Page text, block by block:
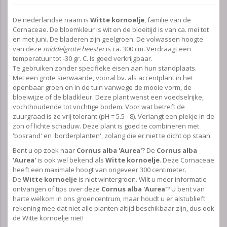
De nederlandse naam is Witte kornoelje, familie van de
Cornaceae. De bloemkleur is wit en de bloeitijd is van ca. mei tot
en met juni. De bladeren zijn geelgroen. De volwassen hoogte
van deze middelgrote heesteris ca. 300 cm. Verdraagt een
temperatuur tot -30 gr. C. Is goed verkrijgbaar.
Te gebruiken zonder specifieke eisen aan hun standplaats.
Met een grote sierwaarde, vooral bv. als accentplant in het
openbaar groen en in de tuin vanwege de mooie vorm, de
bloeiwijze of de bladkleur. Deze plant wenst een voedselrijke,
vochthoudende tot vochtige bodem. Voor wat betreft de
zuurgraad is ze vrij tolerant (pH = 5.5 - 8). Verlangt een plekje in de
zon of lichte schaduw. Deze plant is goed te combineren met
'bosrand' en 'borderplanten', zolang die er niet te dicht op staan.
Bent u op zoek naar Cornus alba 'Aurea'? De Cornus alba
'Aurea' is ook wel bekend als Witte kornoelje. Deze Cornaceae
heeft een maximale hoogt van ongeveer 300 centimeter.
De Witte kornoelje is niet wintergroen. Wilt u meer informatie
ontvangen of tips over deze Cornus alba 'Aurea'? U bent van
harte welkom in ons groencentrum, maar houdt u er alstublieft
rekening mee dat niet alle planten altijd beschikbaar zijn, dus ook
de Witte kornoelje niet!